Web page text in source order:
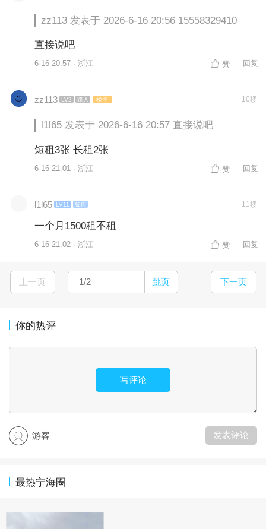
zz113 发表于 2026-6-16 20:56 15558329410
直接说吧
6-16 20:57 · 浙江 赞 回复
zz113 LV2 路人 楼主 10楼
l1l65 发表于 2026-6-16 20:57 直接说吧
短租3张 长租2张
6-16 21:01 · 浙江 赞 回复
l1l65 LV11 知府 11楼
一个月1500租不租
6-16 21:02 · 浙江 赞 回复
上一页 跳页 下一页
你的热评
写评论
游客 发表评论
最热宁海圈